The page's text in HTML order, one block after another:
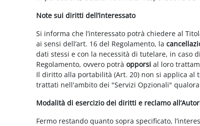
Note sui diritti dell’interessato
Si informa che l’interessato potrà chiedere al
ai sensi dell’art. 16 del Regolamento, la
dati stessi e con la necessità di tutelare, in caso
Regolamento, ovvero potràopporsi al loro
Il diritto alla portabilità (Art. 20) non si applica al
trattati nell'ambito dei "Servizi Opzionali"
Modalità di esercizio dei diritti e reclamo
Fermo restando quanto sopra specificato,